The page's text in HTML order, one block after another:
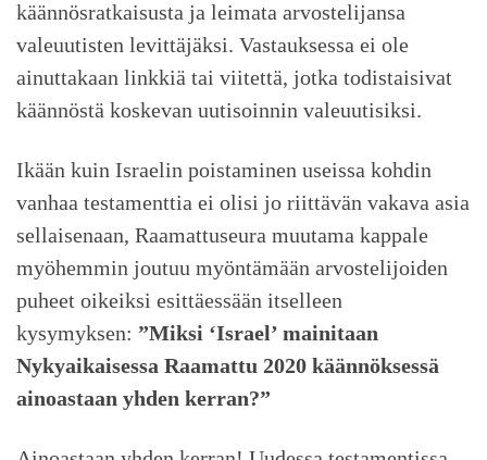
käännösratkaisusta ja leimata arvostelijansa
valeuutisten levittäjäksi. Vastauksessa ei ole
ainuttakaan linkkiä tai viitettä, jotka todistaisivat
käännöstä koskevan uutisoinnin valeuutisiksi.
Ikään kuin Israelin poistaminen useissa kohdin
vanhaa testamenttia ei olisi jo riittävän vakava asia
sellaisenaan, Raamattuseura muutama kappale
myöhemmin joutuu myöntämään arvostelijoiden
puheet oikeiksi esittäessään itselleen
kysymyksen: ”Miksi ‘Israel’ mainitaan
Nykyaikaisessa Raamattu 2020 käännöksessä
ainoastaan yhden kerran?”